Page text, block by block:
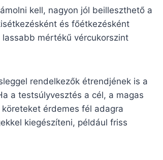
kell, nagyon jól beilleszthető a
és főétkezésként
mértékű vércukorszint
rendelkezők étrendjének is a
a testsúlyvesztés a cél, a magas
érdemes fél adagra
kiegészíteni, például friss